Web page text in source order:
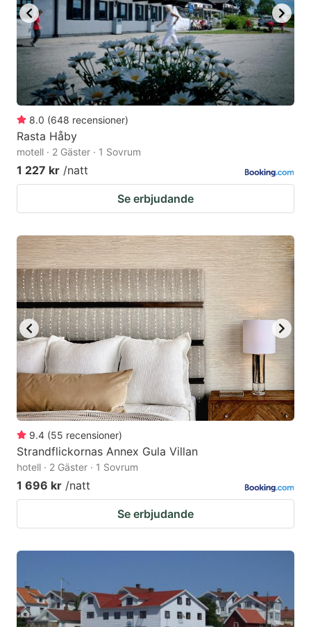
8.0 (648 recensioner)
Rasta Håby
motell · 2 Gäster · 1 Sovrum
1 227 kr /natt
Se erbjudande
9.4 (55 recensioner)
Strandflickornas Annex Gula Villan
hotell · 2 Gäster · 1 Sovrum
1 696 kr /natt
Se erbjudande